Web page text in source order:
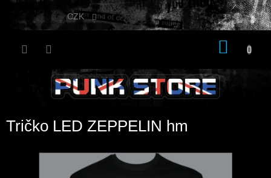
Přejít
CZK
Tričko LED ZEPPELIN hm